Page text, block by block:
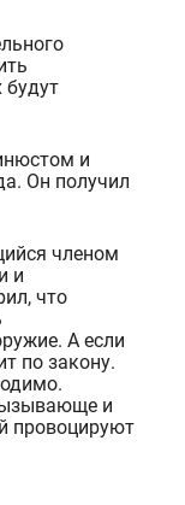
будут
и
Он получил
членом
и
что
А если
по закону.
.
и
провоцируют